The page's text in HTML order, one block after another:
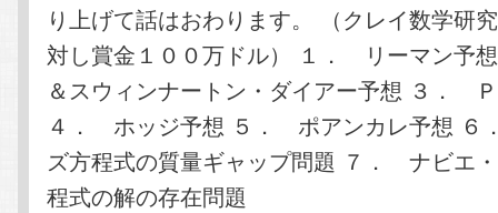
り上げて話はおわります。 （クレイ数学研
対し賞金１００万ドル） １． リーマン予
＆スウィンナートン・ダイアー予想 ３．
４． ホッジ予想 ５． ポアンカレ予想 ６
ズ方程式の質量ギャップ問題 ７． ナビエ
程式の解の存在問題